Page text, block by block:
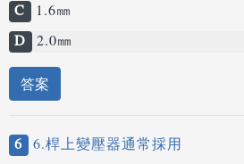
C
1.6㎜
D 2.0㎜
答案
6 6.桿上變壓器通常採用